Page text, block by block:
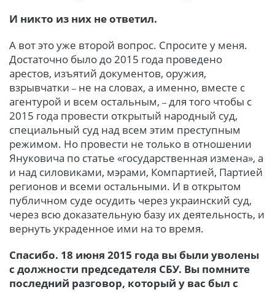
И никто из них не ответил.
А вот это уже второй вопрос. Спросите у меня.
Достаточно было до 2015 года проведено
арестов, изъятий документов, оружия,
взрывчатки – не на словах, а именно, вместе с
агентурой и всем остальным, – для того чтобы с
2015 года провести открытый народный суд,
специальный суд над всем этим преступным
режимом. Но провести не только в отношении
Януковича по статье «государственная измена», а
и над силовиками, мэрами, Компартией, Партией
регионов и всеми остальными. И в открытом
публичном суде осудить через украинский суд,
через всю доказательную базу их деятельность, и
вернуть украденное ими на то время.
Спасибо. 18 июня 2015 года вы были уволены
с должности председателя СБУ. Вы помните
последний разговор, который у вас был с